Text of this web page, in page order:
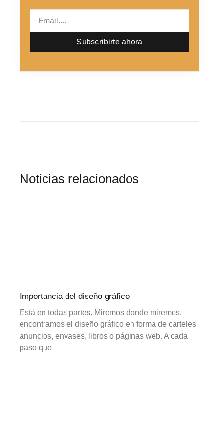
Subscribirte ahora
Noticias relacionados
Importancia del diseño gráfico
Está en todas partes. Miremos donde miremos,
encontramos el diseño gráfico en forma de carteles,
anuncios, envases, libros o páginas web. A cada
paso que